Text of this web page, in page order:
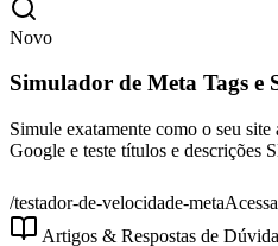
Novo
Simulador de Meta Tags e
Simule exatamente como o seu site
Google e teste títulos e descrições
/testador-de-velocidade-meta
Artigos & Respostas de